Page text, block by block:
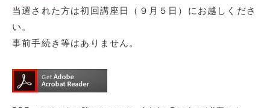
当選された方は初回講座日（９月５日）にお越しくださ
い。
事前手続き等はありません。